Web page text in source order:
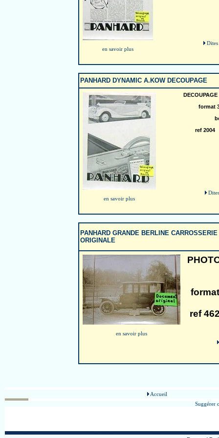
en savoir plus
PANHARD DYNAMIC A.KOW DECOUPAGE
en savoir plus
format
ref
PANHARD GRANDE BERLINE
ORIGINALE
en savoir plus
ref
Accueil
Suggérer